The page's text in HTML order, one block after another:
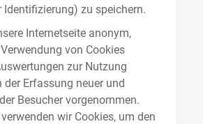
Identifizierung) zu speichern.
Internetseite anonym,
von Cookies
zur Nutzung
Erfassung neuer und
Besucher vorgenommen.
wir Cookies, um den